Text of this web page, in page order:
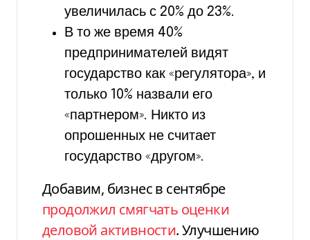
увеличилась с 20% до 23%.
В то же время 40%
предпринимателей видят
государство как «регулятора», и
только 10% назвали его
«партнером». Никто из
опрошенных не считает
государство «другом».
Добавим, бизнес в сентябре
продолжил смягчать оценки
деловой активности. Улучшению